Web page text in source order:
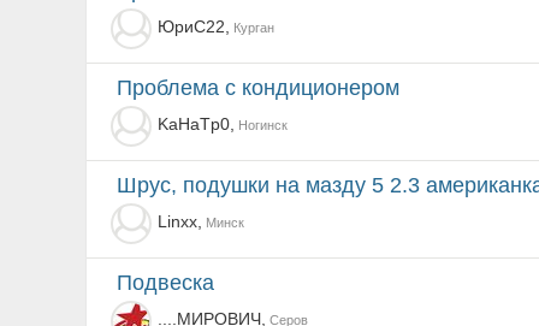
ЮриС22, Курган
Проблема с кондиционером
KaHaTp0, Ногинск
Шрус, подушки на мазду 5 2.3
Linxx, Минск
Подвеска
....МИРОВИЧ, Серов